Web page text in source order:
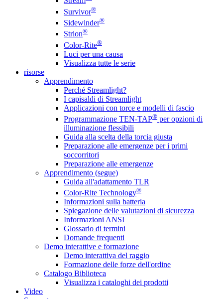
Survivor®
Sidewinder®
Strion®
Color-Rite®
Luci per una causa
Visualizza tutte le serie
risorse
Apprendimento
Perché Streamlight?
I capisaldi di Streamlight
Applicazioni con torce e modelli di fascio
Programmazione TEN-TAP® per opzioni di
illuminazione flessibili
Guida alla scelta della torcia giusta
Preparazione alle emergenze per i primi
soccorritori
Preparazione alle emergenze
Apprendimento (segue)
Guida all'adattamento TLR
Color-Rite Technology®
Informazioni sulla batteria
Spiegazione delle valutazioni di sicurezza
Informazioni ANSI
Glossario di termini
Domande frequenti
Demo interattive e formazione
Demo interattiva del raggio
Formazione delle forze dell'ordine
Catalogo Biblioteca
Visualizza i cataloghi dei prodotti
Video